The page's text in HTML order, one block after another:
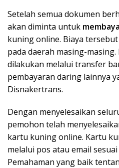
Setelah semua dokumen
akan diminta untuk
kuning online. Biaya
pada daerah masing-
dilakukan melalui transfer
pembayaran daring lainnya
Disnakertrans.
Dengan menyelesaikan
pemohon telah
kartu kuning online. Kartu
melalui pos atau email
Pemahaman yang baik